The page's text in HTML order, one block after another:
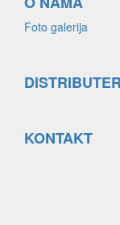
Foto galerija
KONTAKT